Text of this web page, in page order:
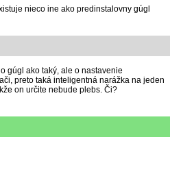
nieco ine ako predinstalovny gúgl
gúgl ako taký, ale o nastavenie
preto taká inteligentná narážka na jeden
on určite nebude plebs. Či?